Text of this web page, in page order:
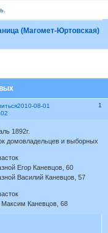
.
(Магомет-Юртовская)
1
2010-08-01
1892г.
домовладельцев и выборных
Егор Каневцов, 60
Василий Каневцов, 57
Максим Каневцов, 68